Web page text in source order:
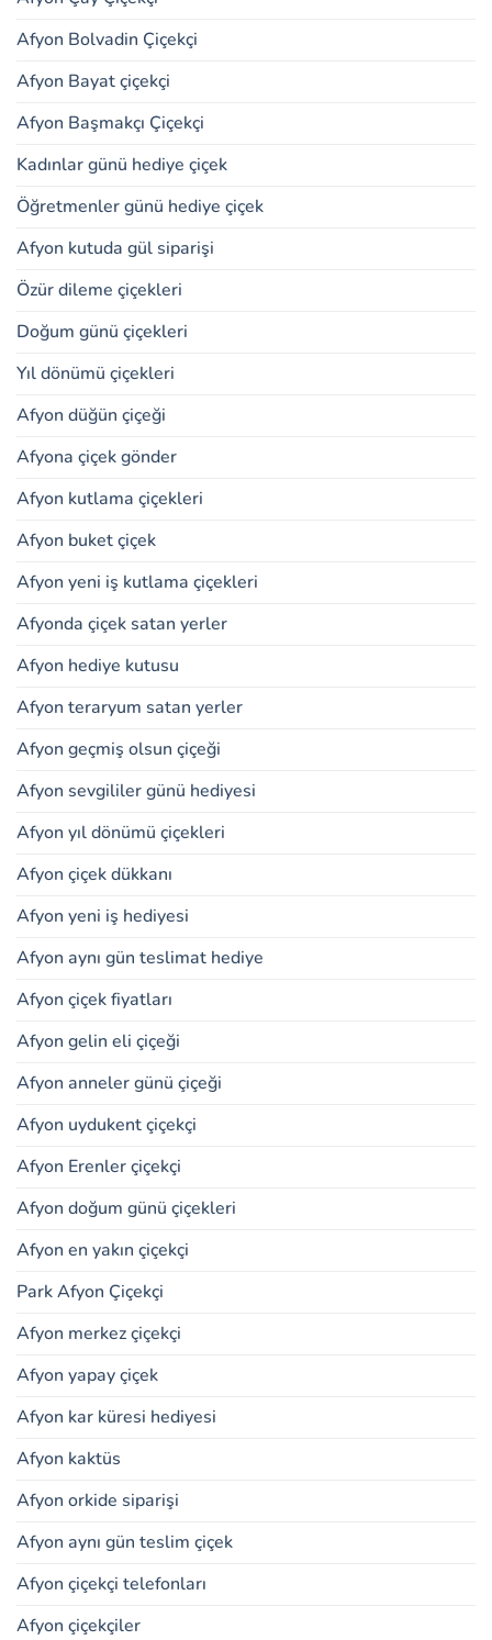
Afyon Bolvadin Çiçekçi
Afyon Bayat çiçekçi
Afyon Başmakçı Çiçekçi
Kadınlar günü hediye çiçek
Öğretmenler günü hediye çiçek
Afyon kutuda gül siparişi
Özür dileme çiçekleri
Doğum günü çiçekleri
Yıl dönümü çiçekleri
Afyon düğün çiçeği
Afyona çiçek gönder
Afyon kutlama çiçekleri
Afyon buket çiçek
Afyon yeni iş kutlama çiçekleri
Afyonda çiçek satan yerler
Afyon hediye kutusu
Afyon teraryum satan yerler
Afyon geçmiş olsun çiçeği
Afyon sevgililer günü hediyesi
Afyon yıl dönümü çiçekleri
Afyon çiçek dükkanı
Afyon yeni iş hediyesi
Afyon aynı gün teslimat hediye
Afyon çiçek fiyatları
Afyon gelin eli çiçeği
Afyon anneler günü çiçeği
Afyon uydukent çiçekçi
Afyon Erenler çiçekçi
Afyon doğum günü çiçekleri
Afyon en yakın çiçekçi
Park Afyon Çiçekçi
Afyon merkez çiçekçi
Afyon yapay çiçek
Afyon kar küresi hediyesi
Afyon kaktüs
Afyon orkide siparişi
Afyon aynı gün teslim çiçek
Afyon çiçekçi telefonları
Afyon çiçekçiler